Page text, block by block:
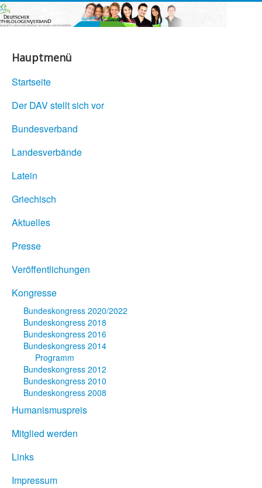
Hauptmenü
Startseite
Der DAV stellt sich vor
Bundesverband
Landesverbände
Latein
Griechisch
Aktuelles
Presse
Veröffentlichungen
Kongresse
Bundeskongress 2020/2022
Bundeskongress 2018
Bundeskongress 2016
Bundeskongress 2014
Programm
Bundeskongress 2012
Bundeskongress 2010
Bundeskongress 2008
Humanismuspreis
Mitglied werden
Links
Impressum